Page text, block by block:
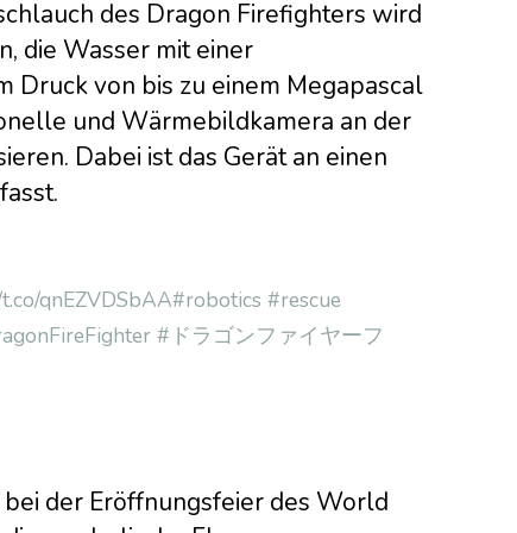
des Dragon Firefighters wird
die Wasser mit einer
Druck von bis zu einem Megapascal
und Wärmebildkamera an der
Dabei ist das Gerät an einen
qnEZVDSbAA#robotics #rescue
#ドラゴンファイヤーフ
der Eröffnungsfeier des World